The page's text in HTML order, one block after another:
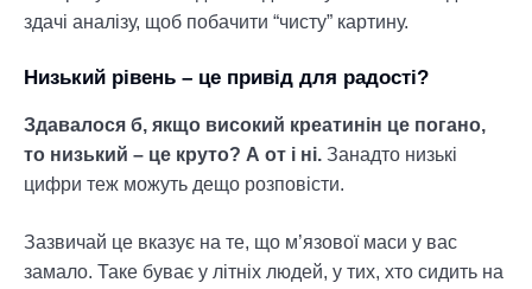
здачі аналізу, щоб побачити “чисту” картину.
Низький рівень – це привід для радості?
Здавалося б, якщо високий креатинін це погано,
то низький – це круто? А от і ні. Занадто низькі
цифри теж можуть дещо розповісти.
Зазвичай це вказує на те, що м’язової маси у вас
замало. Таке буває у літніх людей, у тих, хто сидить на